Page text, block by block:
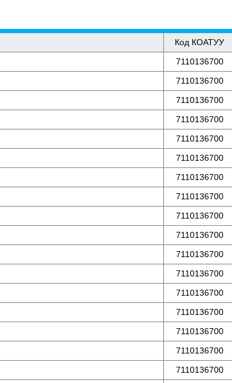
Код КОАТУУ
7110136700
7110136700
7110136700
7110136700
7110136700
7110136700
7110136700
7110136700
7110136700
7110136700
7110136700
7110136700
7110136700
7110136700
7110136700
7110136700
7110136700